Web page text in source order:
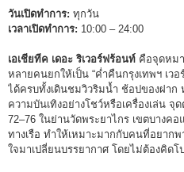
วันเปิดทำการ: ทุกวัน
เวลาเปิดทำการ: 10:00 – 24:00
เอเชียทีค เดอะ ริเวอร์ฟร้อนท์ คือจุดหม
หลายคนยกให้เป็น “ค่ำคืนกรุงเทพฯ เวอ
ได้ครบทั้งเดินชมวิวริมน้ำ ช้อปของฝาก
ความบันเทิงอย่างโชว์หรือเครื่องเล่น จุ
72–76 ในย่านวัดพระยาไกร เขตบางค
ทางเรือ ทำให้เหมาะมากกับคนที่อยาก
ใจมาเปลี่ยนบรรยากาศ โดยไม่ต้องคิด